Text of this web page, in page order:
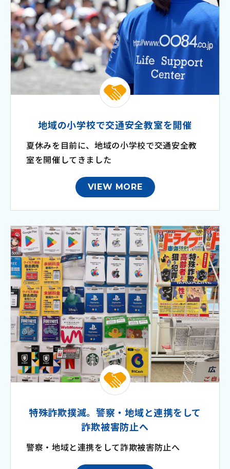
地域の小学校で交通安全教室を開催
夏休みを目前に、地域の小学校で交通安全教
室を開催してきました
VIEW MORE
特殊詐欺撲滅。警察・地域と連携をして
詐欺被害防止へ
警察・地域と連携をして詐欺被害防止へ